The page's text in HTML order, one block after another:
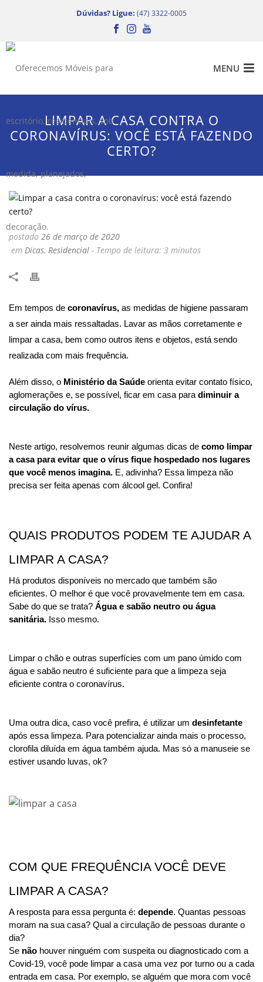
Dúvidas? Ligue: (47) 3322-0005
LIMPAR A CASA CONTRA O
CORONAVÍRUS: VOCÊ ESTÁ FAZENDO
CERTO?
postado 26 de março de 2020
em Dicas, Residencial - Tempo de leitura: 3 minutos
Em tempos de coronavírus, as medidas de higiene passaram
a ser ainda mais ressaltadas. Lavar as mãos corretamente e
limpar a casa, bem como outros itens e objetos, está sendo
realizada com mais frequência.
Além disso, o Ministério da Saúde orienta evitar contato físico,
aglomerações e, se possível, ficar em casa para diminuir a
circulação do vírus.
Neste artigo, resolvemos reunir algumas dicas de como limpar
a casa para evitar que o vírus fique hospedado nos lugares
que você menos imagina. E, adivinha? Essa limpeza não
precisa ser feita apenas com álcool gel. Confira!
QUAIS PRODUTOS PODEM TE AJUDAR A
LIMPAR A CASA?
Há produtos disponíveis no mercado que também são
eficientes. O melhor é que você provavelmente tem em casa.
Sabe do que se trata? Água e sabão neutro ou água
sanitária. Isso mesmo.
Limpar o chão e outras superfícies com um pano úmido com
água e sabão neutro é suficiente para que a limpeza seja
eficiente contra o coronavírus.
Uma outra dica, caso você prefira, é utilizar um desinfetante
após essa limpeza. Para potencializar ainda mais o processo,
clorofila diluída em água também ajuda. Mas só a manuseie se
estiver usando luvas, ok?
COM QUE FREQUÊNCIA VOCÊ DEVE
LIMPAR A CASA?
A resposta para essa pergunta é: depende. Quantas pessoas
moram na sua casa? Qual a circulação de pessoas durante o
dia?
Se não houver ninguém com suspeita ou diagnosticado com a
Covid-19, você pode limpar a casa uma vez por turno ou a cada
entrada em casa. Por exemplo, se alguém que mora com você